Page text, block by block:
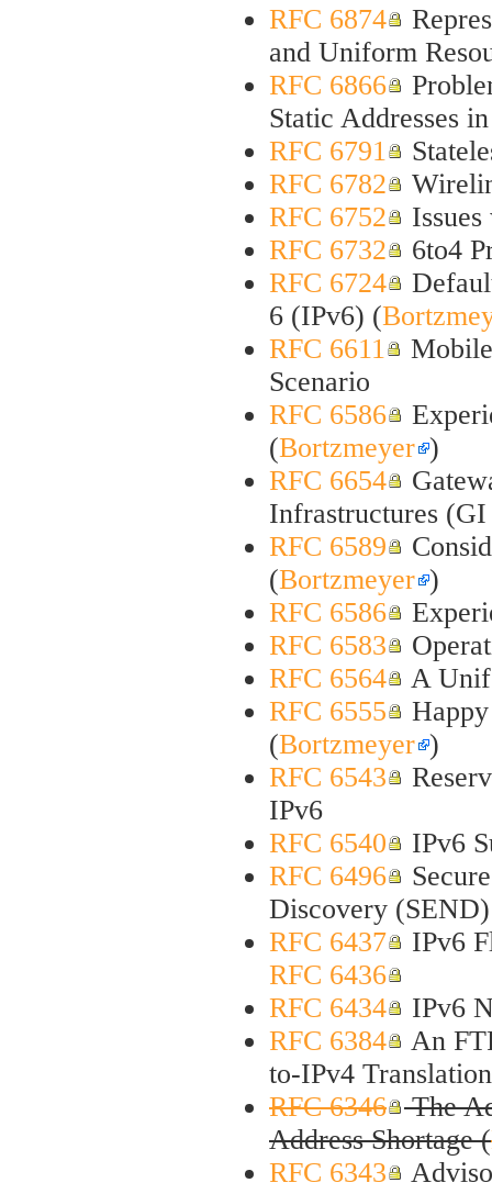
RFC 6874
and Uniform
RFC 6866
Static Addresses
RFC 6791
RFC 6782
RFC 6752
RFC 6732
6to4
RFC 6724
6 (IPv6) (
RFC 6611
Scenario
RFC 6586
(Bortzmeyer )
RFC 6654
Infrastructures
RFC 6589
(Bortzmeyer )
RFC 6586
RFC 6583
RFC 6564
A
RFC 6555
(Bortzmeyer )
RFC 6543
IPv6
RFC 6540
IPv6
RFC 6496
Discovery (SEND)
RFC 6437
IPv6
RFC 6436
RFC 6434
IPv6
RFC 6384
An
to-IPv4 Translation
RFC 6346 The
Address Shortage (
RFC 6343